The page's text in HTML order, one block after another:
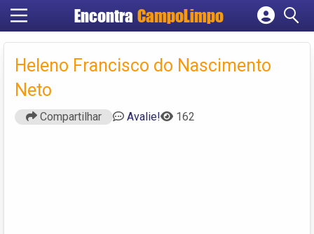
Encontra CampoLimpo
Cadastrar empresa
Criar conta
Heleno Francisco do Nascimento
Neto
Compartilhar Avalie! 162